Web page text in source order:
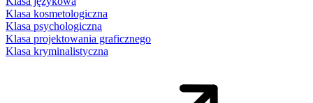
Klasa kosmetologiczna
Klasa psychologiczna
Klasa projektowania graficznego
Klasa kryminalistyczna